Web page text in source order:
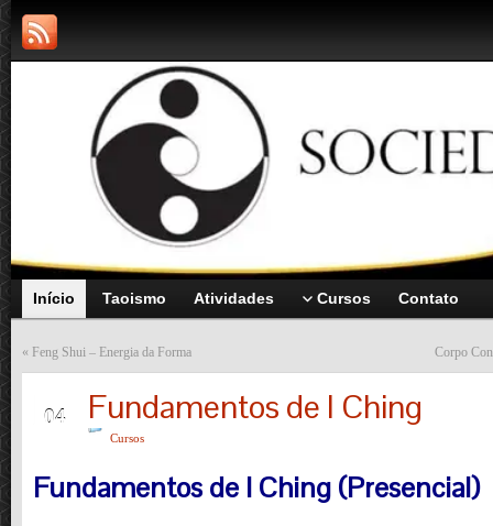
Início Taoismo Atividades Cursos Contato
« Feng Shui – Energia da Forma Corpo
04 Fundamentos de I Ching
Cursos
Fundamentos de I Ching (Presencial)